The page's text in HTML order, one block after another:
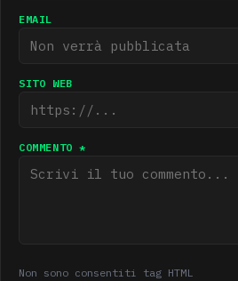
EMAIL
SITO WEB
COMMENTO *
Non sono consentiti tag HTML